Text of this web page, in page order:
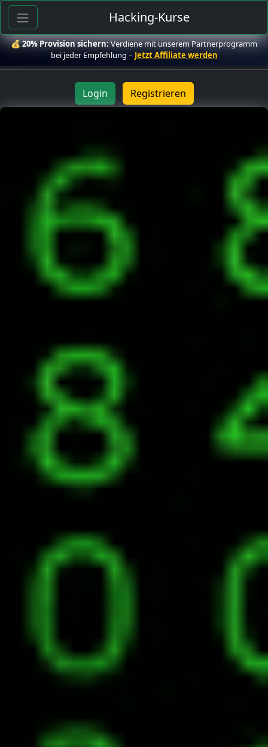
Hacking-Kurse
💰20% Provision sichern:Verdiene mit unserem Partnerprogramm
bei jeder Empfehlung – Jetzt Affiliate werden
Login Registrieren